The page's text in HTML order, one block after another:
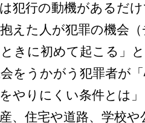
犯行の動機があるだ
えた人が犯罪の機会
きに初めて起こる」
をうかがう犯罪者が
やりにくい条件とは
、住宅や道路、学校や